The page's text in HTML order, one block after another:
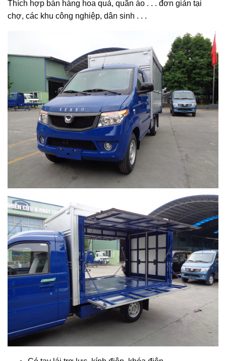
Thích hợp bán hàng hoa quả, quần áo . . . đơn giản tại
chợ, các khu công nghiệp, dân sinh . . .